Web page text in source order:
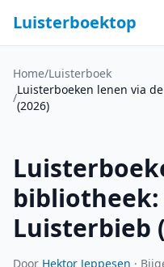
Luisterboektop
Home/Luisterboek
/
Luisterboeken lenen via
(2026)
Luisterbieb
Door Hektor Jeppesen ·